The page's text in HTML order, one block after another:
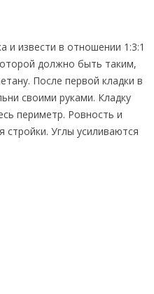
и извести в отношении 1:3:1
должно быть таким,
После первой кладки в
своими руками. Кладку
периметр. Ровность и
стройки. Углы усиливаются